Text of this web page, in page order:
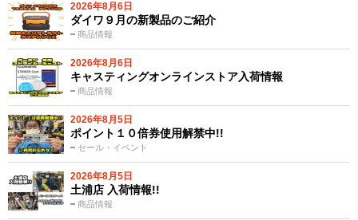
2026年8月6日
商品情報
ダイワ９月の新製品のご紹介
2026年8月6日
商品情報
キャスティングオンラインストア入荷情報
2026年8月5日
セール・イベント
ポイント１０倍券使用解禁中!!
2026年8月5日
商品情報
土浦店 入荷情報!!